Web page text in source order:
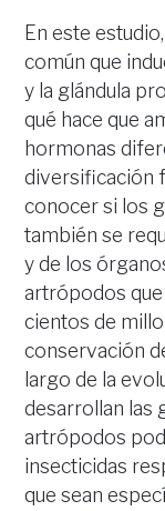
En este
común que
y la glándula
qué hace que
hormonas
diversificación
conocer si los
también se
y de los
artrópodos
cientos de
conservación
largo de la
desarrollan las
artrópodos
insecticidas
que sean